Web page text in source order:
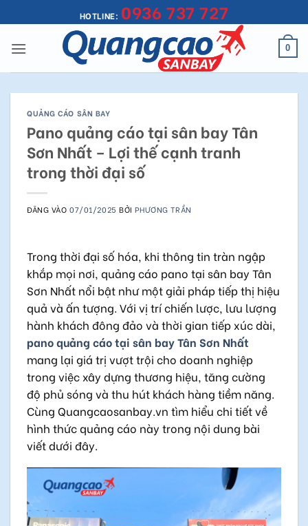
qua
nội
HOTLINE: 0936 737 727
0
QUẢNG CÁO SÂN BAY
Pano quảng cáo tại sân bay Tân
Sơn Nhất – Lợi thế cạnh tranh
trong thời đại số
ĐĂNG VÀO07/01/2025 BỞIPHƯƠNG TRẦN
Trong thời đại số hóa, khi thông tin tràn ngập
khắp mọi nơi, quảng cáo pano tại sân bay Tân
Sơn Nhất nổi bật như một giải pháp tiếp thị hiệu
quả và ấn tượng. Với vị trí chiến lược, lưu lượng
hành khách đông đảo và thời gian tiếp xúc dài,
pano quảng cáo tại sân bay Tân Sơn Nhất
mang lại giá trị vượt trội cho doanh nghiệp
trong việc xây dựng thương hiệu, tăng cường
độ phủ sóng và thu hút khách hàng tiềm năng.
Cùng Quangcaosanbay.vn tìm hiểu chi tiết về
hình thức quảng cáo này trong nội dung bài
viết dưới đây.